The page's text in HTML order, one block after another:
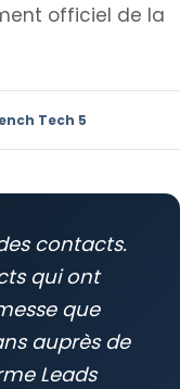
officiel de la
Tech 5
contacts.
qui ont
que
auprès de
Leads